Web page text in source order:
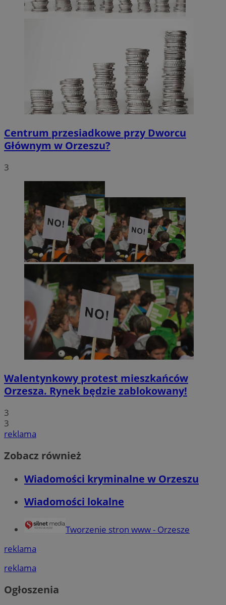
Centrum przesiadkowe przy Dworcu
Głównym w Orzeszu?
3
Walentynkowy protest mieszkańców
Orzesza. Rynek będzie zablokowany!
3
3
reklama
Zobacz również
Wiadomości kryminalne w Orzeszu
Wiadomości lokalne
Tworzenie stron www - Orzesze
reklama
reklama
Ogłoszenia